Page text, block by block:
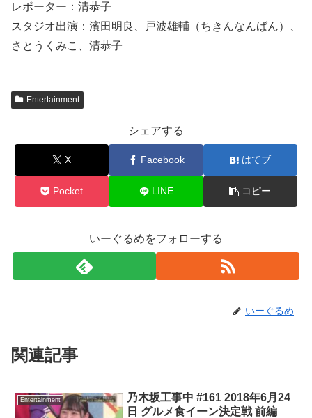
レポーター：清恭子
スタジオ出演：濱田明良、戸波雄輔（ちきんなんばん）、
さとうくみこ、清恭子
Entertainment
シェアする
X Facebook はてブ
Pocket LINE コピー
いーぐるめをフォローする
いーぐるめ
関連記事
Entertainment
乃木坂工事中 #161 2018年6月24
日 グルメ食イーン決定戦 前編